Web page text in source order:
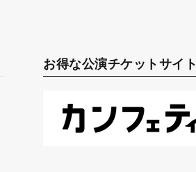
お得な公演チケットサイト